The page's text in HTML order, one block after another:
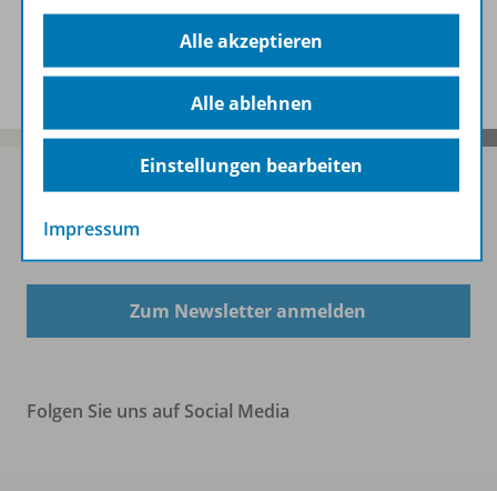
Benachrichtigungs-Service
Sofort profitieren
Zum Newsletter anmelden
Folgen Sie uns auf Social Media
Alle akzeptieren
Alle ablehnen
Einstellungen bearbeiten
Impressum